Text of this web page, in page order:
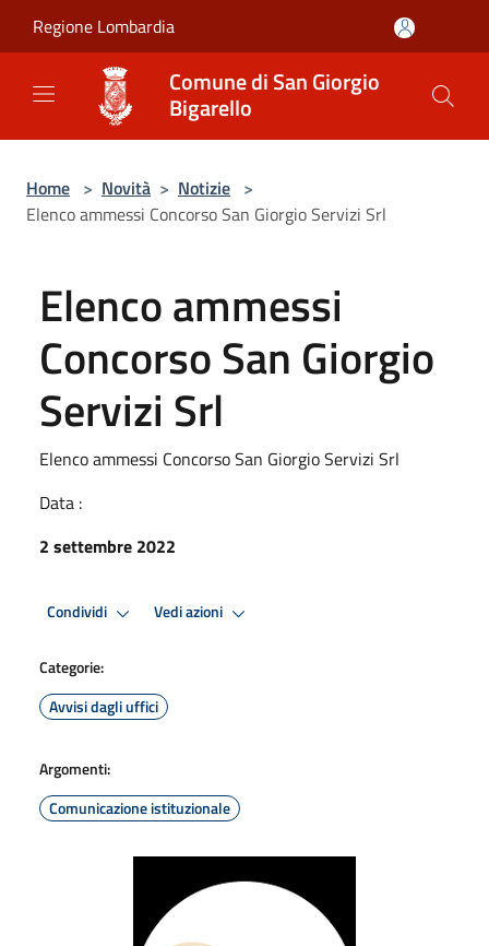
Regione Lombardia
Comune di San Giorgio
Bigarello
Home > Novità > Notizie >
Elenco ammessi Concorso San Giorgio Servizi Srl
Elenco ammessi
Concorso San Giorgio
Servizi Srl
Elenco ammessi Concorso San Giorgio Servizi Srl
Data :
2 settembre 2022
Condividi Vedi azioni
Categorie:
Avvisi dagli uffici
Argomenti:
Comunicazione istituzionale